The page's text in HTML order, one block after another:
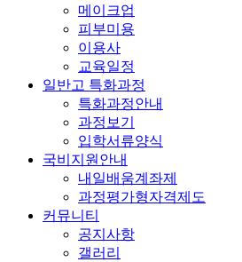
메이크업
피부미용
이용사
교육일정
일반고 특화과정
특화과정안내
과정보기
입학서류양식
국비지원안내
내일배움계좌제
과정평가형자격제도
커뮤니티
공지사항
갤러리